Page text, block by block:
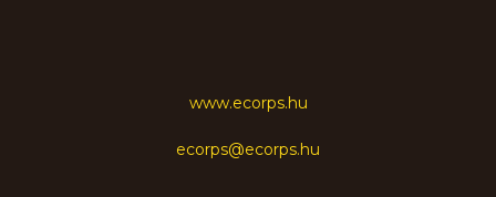
www.ecorps.hu
ecorps@ecorps.hu